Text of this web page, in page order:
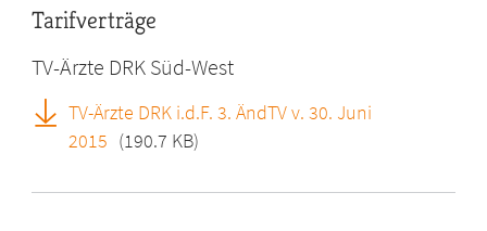
Tarifverträge
TV-Ärzte DRK Süd-West
TV-Ärzte DRK i.d.F. 3. ÄndTV v. 30. Juni
2015 (190.7 KB)